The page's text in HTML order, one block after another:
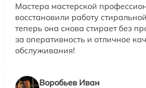
Мастера мастерской
восстановили работу
теперь она снова стирает без
за оперативность и отличное
обслуживания!
Воробьев Иван